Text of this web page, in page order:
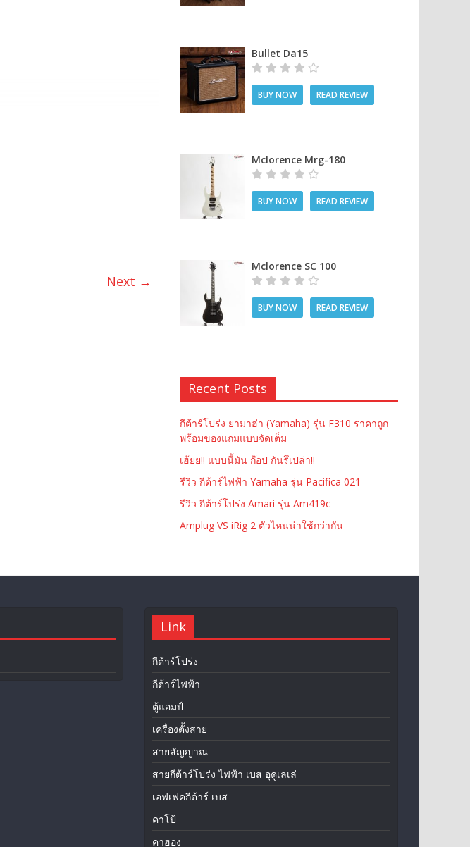
Next →
Bullet Da15
BUY NOW READ REVIEW
Mclorence Mrg-180
BUY NOW READ REVIEW
Mclorence SC 100
BUY NOW READ REVIEW
Recent Posts
กีต้าร์โปร่ง ยามาฮ่า (Yamaha) รุ่น F310 ราคาถูก
พร้อมของแถมแบบจัดเต็ม
เฮ้ยย!! แบบนี้มัน ก๊อป กันรึเปล่า!!
รีวิว กีต้าร์ไฟฟ้า Yamaha รุ่น Pacifica 021
รีวิว กีต้าร์โปร่ง Amari รุ่น Am419c
Amplug VS iRig 2 ตัวไหนน่าใช้กว่ากัน
Link
กีต้าร์โปร่ง
กีต้าร์ไฟฟ้า
ตู้แอมป์
เครื่องตั้งสาย
สายสัญญาณ
สายกีต้าร์โปร่ง ไฟฟ้า เบส อุคูเลเล่
เอฟเฟคกีต้าร์ เบส
คาโป้
คาฮอง